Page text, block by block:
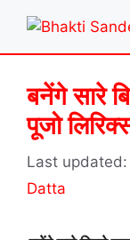
content
बनेंगे सारे
पूजो
Datta